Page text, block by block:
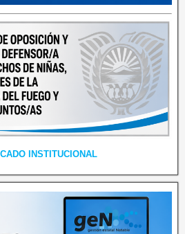
INSTITUCIONAL